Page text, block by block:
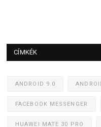
CÍMKÉK
ANDROID 9.0
FACEBOOK MESSENGER
HUAWEI MATE 30 PRO